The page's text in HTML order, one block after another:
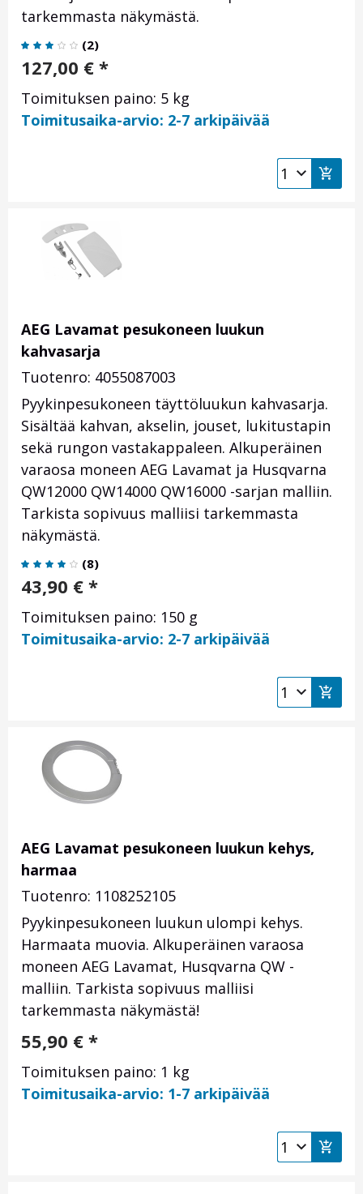
tarkemmasta näkymästä.
(2)
127,00 € *
Toimituksen paino: 5 kg
Toimitusaika-arvio: 2-7 arkipäivää
AEG Lavamat pesukoneen luukun
kahvasarja
Tuotenro: 4055087003
Pyykinpesukoneen täyttöluukun kahvasarja.
Sisältää kahvan, akselin, jouset, lukitustapin
sekä rungon vastakappaleen. Alkuperäinen
varaosa moneen AEG Lavamat ja Husqvarna
QW12000 QW14000 QW16000 -sarjan malliin.
Tarkista sopivuus malliisi tarkemmasta
näkymästä.
(8)
43,90 € *
Toimituksen paino: 150 g
Toimitusaika-arvio: 2-7 arkipäivää
AEG Lavamat pesukoneen luukun kehys,
harmaa
Tuotenro: 1108252105
Pyykinpesukoneen luukun ulompi kehys.
Harmaata muovia. Alkuperäinen varaosa
moneen AEG Lavamat, Husqvarna QW -
malliin. Tarkista sopivuus malliisi
tarkemmasta näkymästä!
55,90 € *
Toimituksen paino: 1 kg
Toimitusaika-arvio: 1-7 arkipäivää